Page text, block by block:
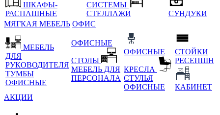
ШКАФЫ-
РАСПАШНЫЕ
СИСТЕМЫ
СТЕЛЛАЖИ
СУНДУКИ
МЯГКАЯ МЕБЕЛЬ ОФИС
МЕБЕЛЬ
ДЛЯ
РУКОВОДИТЕЛЯ
ТУМБЫ
ОФИСНЫЕ
ОФИСНЫЕ
СТОЛЫ
МЕБЕЛЬ ДЛЯ
ПЕРСОНАЛА
ОФИСНЫЕ
КРЕСЛА
СТУЛЬЯ
ОФИСНЫЕ
СТОЙКИ
РЕСЕПШН
КАБИНЕТ
АКЦИИ